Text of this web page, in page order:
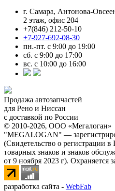
г. Самара, Антонова-
2 этаж, офис 204
+7(846) 212-50-10
+7-927-692-08-30
пн.-пт. с 9:00 до 19:00
сб. с 9:00 до 17:00
вс. с 10:00 до 16:00
Продажа автозапчастей
для Рено и Ниссан
с доставкой по России
© 2010-2026, ООО «Мегалоган»
"MEGALOGAN" —
(Свидетельство о регистрации в
товарных знаков и знаков
от 9 ноября 2023 г). Охраняется
разработка сайта - WebFab